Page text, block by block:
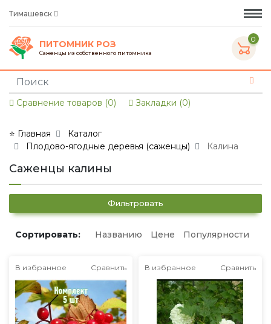
Тимашевск
ПИТОМНИК РОЗ
Саженцы из собственного питомника
0
Сравнение товаров (0) Закладки (0)
⭐ Главная
Каталог
Плодово-ягодные деревья (саженцы)
Калина
Саженцы калины
Фильтровать
Сортировать: Названию Цене Популярности
В избранное Сравнить В избранное Сравнить